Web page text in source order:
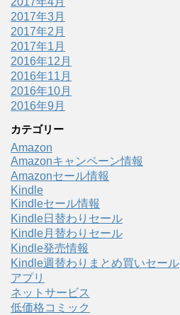
2017年3月
2017年2月
2017年1月
2016年12月
2016年11月
2016年10月
2016年9月
カテゴリー
Amazon
Amazonキャンペーン情報
Amazonセール情報
Kindle
Kindleセール情報
Kindle日替わりセール
Kindle月替わりセール
Kindle発売情報
Kindle週替わりまとめ買いセール
アプリ
ネットサービス
低価格コミック